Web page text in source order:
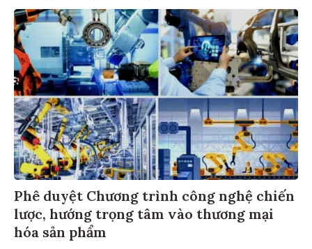
Phê duyệt Chương trình công nghệ chiến
lược, hướng trọng tâm vào thương mại
hóa sản phẩm